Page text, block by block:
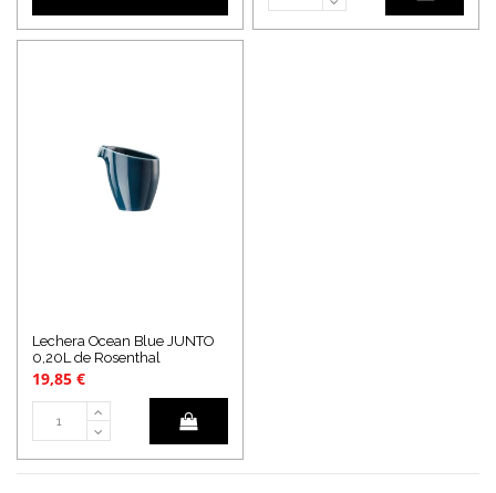
Lechera Ocean Blue JUNTO
0,20L de Rosenthal
19,85 €